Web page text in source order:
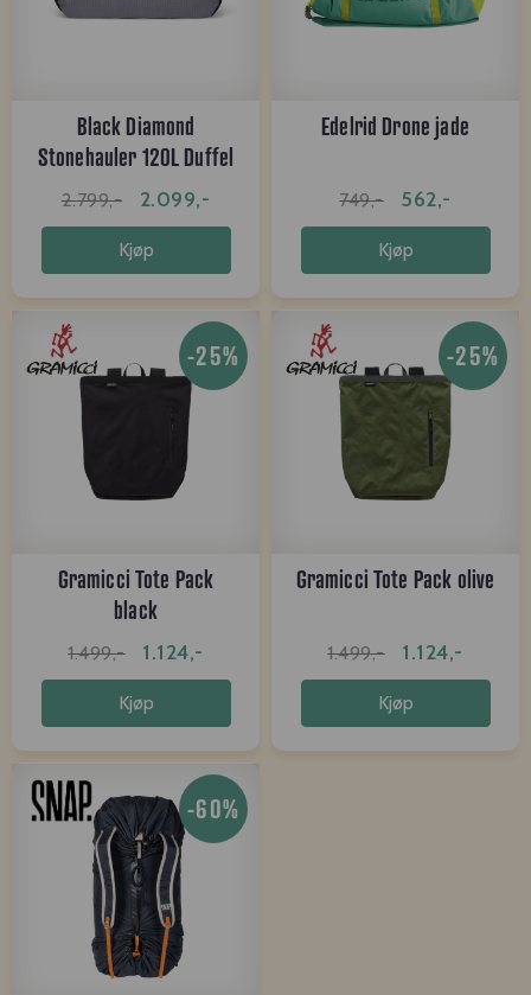
Black Diamond
Stonehauler 120L Duffel
2.799,- 2.099,-
Kjøp
Edelrid Drone jade
749,- 562,-
Kjøp
-25%
Gramicci Tote Pack
black
1.499,- 1.124,-
Kjøp
-25%
Gramicci Tote Pack olive
1.499,- 1.124,-
Kjøp
-60%